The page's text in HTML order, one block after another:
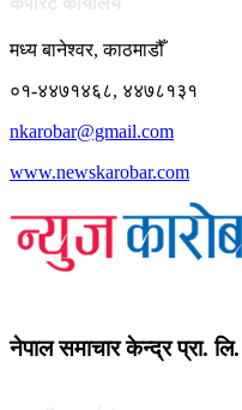
मध्य बानेश्वर, काठमाडौँ
०१-४४७१४६८, ४४७८१३१
nkarobar@gmail.com
www.newskarobar.com
नेपाल समाचार केन्द्र प्रा. लि.